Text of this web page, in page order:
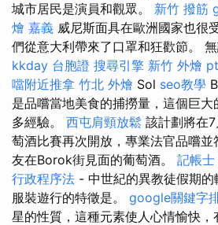
城市居民是演員和觀眾。 新竹 撥筋
燴 嘉義 威尼斯面具在歐洲國家也很
們從意大利帶來了口罩和狂歡節。
kkday 台胞證 搜尋引擎 新竹 外燴
噹附近推拿 竹北 外燴 Sol seo教學
是品嚐當地美食的捕撈量，這個巨
多經驗。 西屯肩頸放鬆 該計劃將在
萄酒比賽再次開放，專業法官品嚐
友在Borok街見面的葡萄酒。 記帳士
行政程序法 - 中世紀的異教徒假期的
服裝遊行的特徵是。 google關鍵字
星的性質，這種元素使人心情愉快